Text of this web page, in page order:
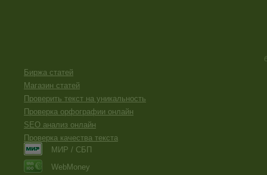
Биржа статей
Магазин статей
Проверить текст на уникальность
Проверка орфографии онлайн
SEO анализ онлайн
Проверка качества текста
МИР / СБП
WebMoney